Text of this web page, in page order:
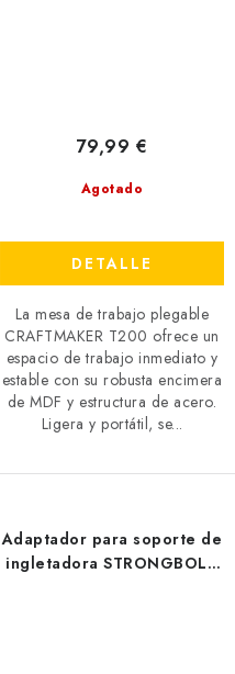
Agotado
79,99 €
DETALLE
La mesa de trabajo plegable
CRAFTMAKER T200 ofrece un
espacio de trabajo inmediato y
estable con su robusta encimera
de MDF y estructura de acero.
Ligera y portátil, se...
Adaptador para soporte de
ingletadora STRONGBOLD